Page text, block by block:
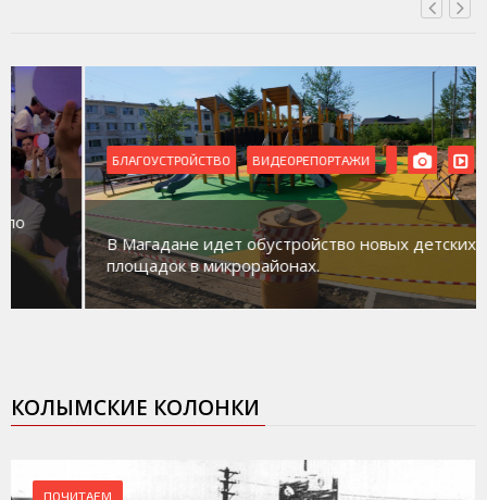
БЛАГОУСТРОЙСТВО ВИДЕОРЕПОРТАЖИ
В Магадане идет обустройство новых детских
площадок в микрорайонах.
КОЛЫМСКИЕ КОЛОНКИ
ПОЧИТАЕМ